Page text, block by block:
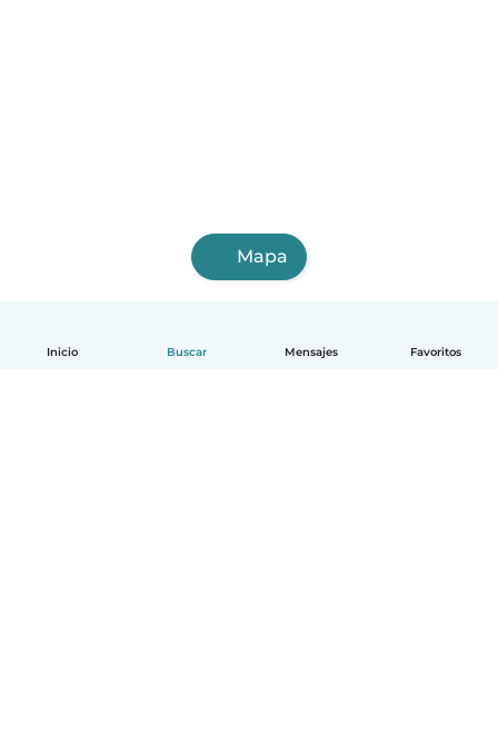
Inicio Buscar Mensajes Favoritos
Mapa